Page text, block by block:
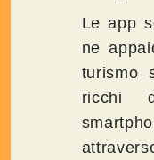
Le app
ne
turismo
ricchi